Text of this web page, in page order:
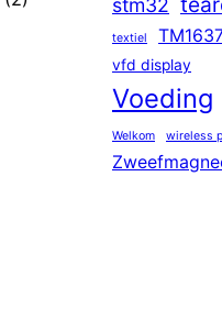
stm32
textiel
vfd display
Voeding
Welkom wireless